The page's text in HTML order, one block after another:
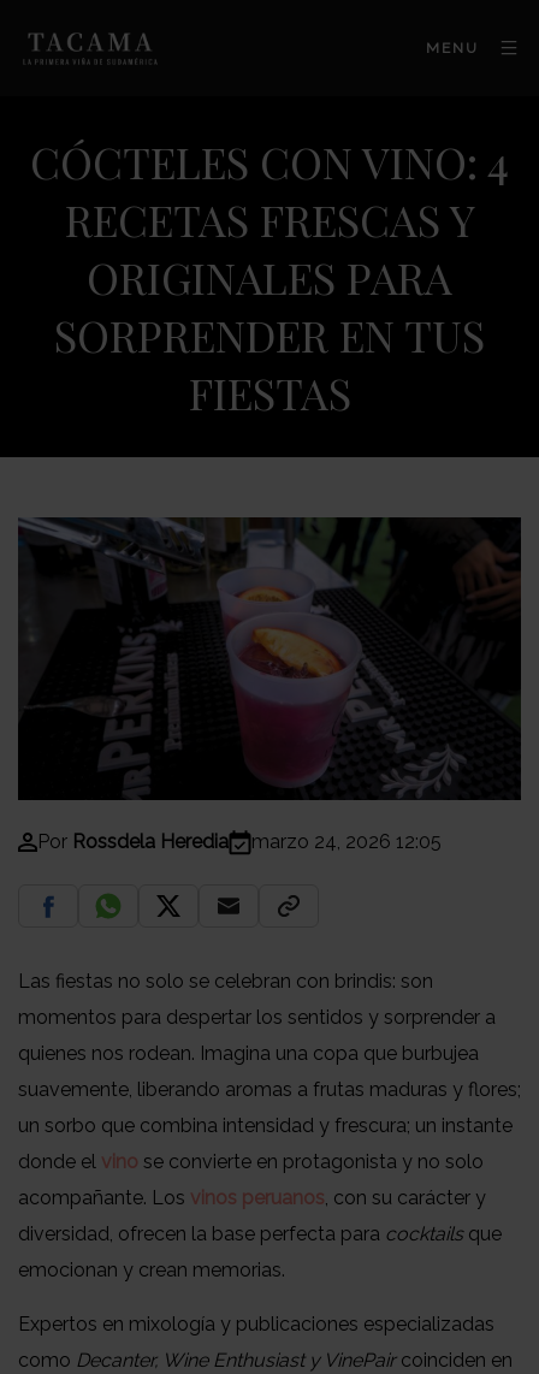
MENU
CÓCTELES CON VINO: 4
RECETAS FRESCAS Y
ORIGINALES PARA
SORPRENDER EN TUS
FIESTAS
Por Rossdela Heredia marzo 24, 2026 12:05
Las fiestas no solo se celebran con brindis: son
momentos para despertar los sentidos y sorprender a
quienes nos rodean. Imagina una copa que burbujea
suavemente, liberando aromas a frutas maduras y flores;
un sorbo que combina intensidad y frescura; un instante
donde el vino se convierte en protagonista y no solo
acompañante. Los vinos peruanos, con su carácter y
diversidad, ofrecen la base perfecta para cocktailsque
emocionan y crean memorias.
Expertos en mixología y publicaciones especializadas
como Decanter, Wine Enthusiast y VinePair coinciden en